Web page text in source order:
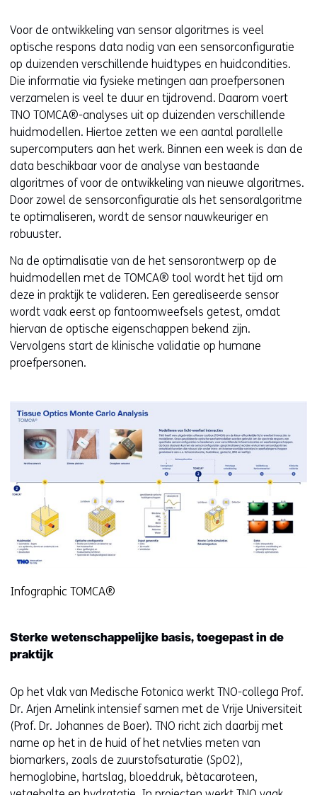
Voor de ontwikkeling van sensor algoritmes is veel
optische respons data nodig van een sensorconfiguratie
op duizenden verschillende huidtypes en huidcondities.
Die informatie via fysieke metingen aan proefpersonen
verzamelen is veel te duur en tijdrovend. Daarom voert
TNO TOMCA®-analyses uit op duizenden verschillende
huidmodellen. Hiertoe zetten we een aantal parallelle
supercomputers aan het werk. Binnen een week is dan de
data beschikbaar voor de analyse van bestaande
algoritmes of voor de ontwikkeling van nieuwe algoritmes.
Door zowel de sensorconfiguratie als het sensoralgoritme
te optimaliseren, wordt de sensor nauwkeuriger en
robuuster.
Na de optimalisatie van de het sensorontwerp op de
huidmodellen met de TOMCA® tool wordt het tijd om
deze in praktijk te valideren. Een gerealiseerde sensor
wordt vaak eerst op fantoomweefsels getest, omdat
hiervan de optische eigenschappen bekend zijn.
Vervolgens start de klinische validatie op humane
proefpersonen.
Infographic TOMCA®
Sterke wetenschappelijke basis, toegepast in de
praktijk
Op het vlak van Medische Fotonica werkt TNO-collega Prof.
Dr. Arjen Amelink intensief samen met de Vrije Universiteit
(Prof. Dr. Johannes de Boer). TNO richt zich daarbij met
name op het in de huid of het netvlies meten van
biomarkers, zoals de zuurstofsaturatie (SpO2),
hemoglobine, hartslag, bloeddruk, bètacaroteen,